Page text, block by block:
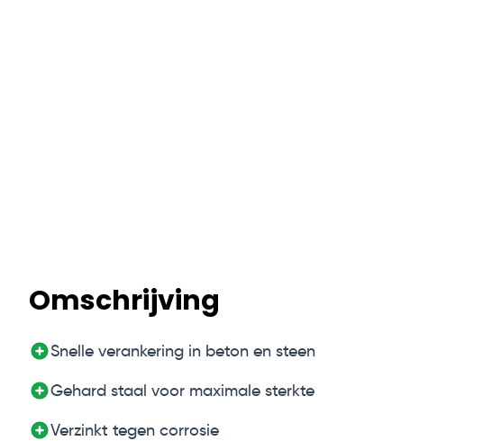
Omschrijving
Snelle verankering in beton en steen
Gehard staal voor maximale sterkte
Verzinkt tegen corrosie